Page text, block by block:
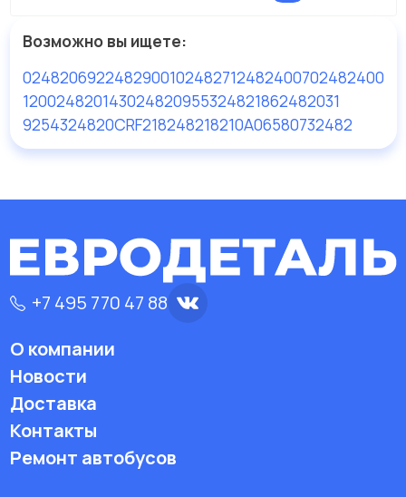
Возможно вы ищете:
0248206922482900102482712482400702482400
120024820143024820955324821862482031
9254324820CRF218248218210A06580732482
+7 495 770 47 88
О компании
Новости
Доставка
Контакты
Ремонт автобусов